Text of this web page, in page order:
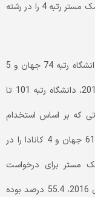
اختصاص داد. در رتبه بندی مکلین داخلی کانادا، مک مستر رتبه 4 را در رشته
رتبه­بندی آموزش عالی تایمز در سال 2017، این دانشگاه رتبه 74 جهان و 5
کانادا را بدست آورد. در رتبه­بندی کیو-اس سال 2018، دانشگاه رتبه 101 تا
که بر اساس استخدام
دانشجویان انجام گرفته است، این دانشگاه رتبه 61 جهان و 4 کانادا را در
مک مستر برای درخواست
دانشجویان تمام وقت و نیمه وقت در پاییز سال 2016، 55.4 درصد بوده